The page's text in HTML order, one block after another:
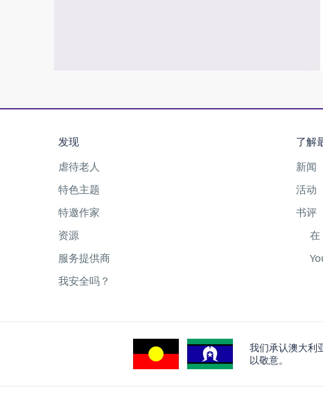
发现
虐待老人
特色主题
特邀作家
资源
服务提供商
我安全吗？
了解
新闻
活动
书评
在
我们承认澳大利
以敬意。